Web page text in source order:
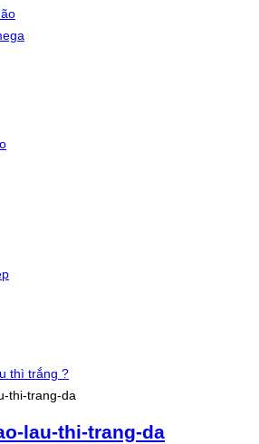
thì trắng ?
thi-trang-da
lau-thi-trang-da